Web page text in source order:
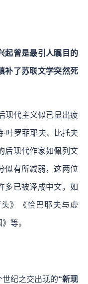
起曾是最引人瞩目的
补了苏联文学突然死
现代主义似已显出疲
叶罗菲耶夫、比托夫
后现代作家如佩列文
似有所减弱，这两位
多已被译成中文，如
》《恰巴耶夫与虚
等。
纪之交出现的“新现